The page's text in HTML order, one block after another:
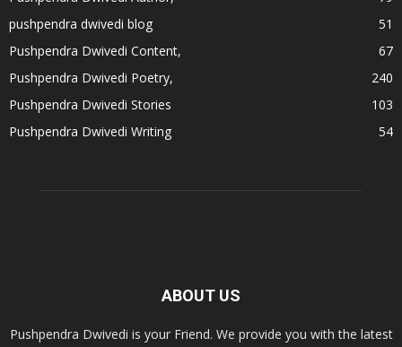
pushpendra dwivedi blog
51
Pushpendra Dwivedi Content,
67
Pushpendra Dwivedi Poetry,
240
Pushpendra Dwivedi Stories
103
Pushpendra Dwivedi Writing
54
ABOUT US
Pushpendra Dwivedi is your Friend. We provide you with the latest